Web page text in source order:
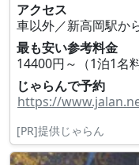
アクセス
車以外／新高岡駅
最も安い参考料金
14400円～（1泊1名料
じゃらんで予約
https://
[PR]提供じゃらん